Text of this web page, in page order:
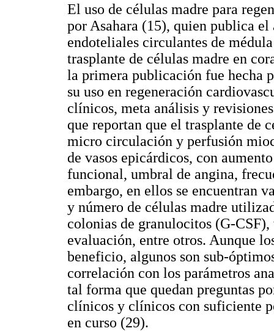
El uso de células madre para
por Asahara (15), quien publica
endoteliales circulantes de
trasplante de células madre en
la primera publicación fue hecha
su uso en regeneración
clínicos, meta análisis y
que reportan que el trasplante de
micro circulación y perfusión
de vasos epicárdicos, con
funcional, umbral de angina,
embargo, en ellos se encuentran
y número de células madre
colonias de granulocitos (G-
evaluación, entre otros. Aunque
beneficio, algunos son sub-
correlación con los parámetros
tal forma que quedan preguntas
clínicos y clínicos con suficiente
en curso (29).